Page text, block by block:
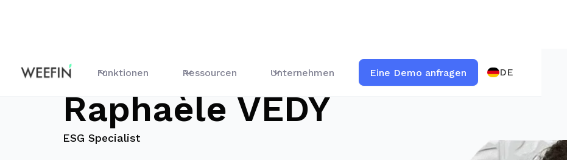
Funktionen Ressourcen Unternehmen Eine Demo anfragen DE
Blog Raphaèle VEDY
Raphaèle VEDY
ESG Specialist